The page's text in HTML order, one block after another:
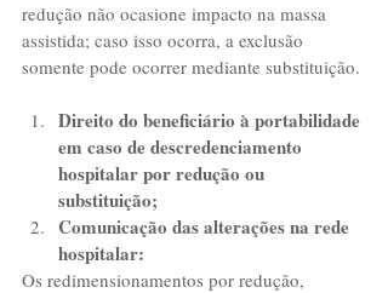
redução não ocasione impacto na massa
assistida; caso isso ocorra, a exclusão
somente pode ocorrer mediante substituição.
Direito do beneficiário à portabilidade
em caso de descredenciamento
hospitalar por redução ou
substituição;
Comunicação das alterações na rede
hospitalar:
Os redimensionamentos por redução,